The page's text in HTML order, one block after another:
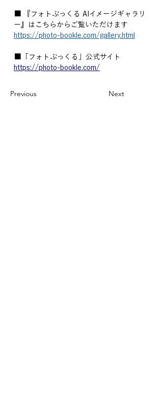
『フォトぶっくる AIイメージギャラリ
ー』はこちらからご覧いただけます
https://photo-bookle.com/gallery.html
フォトぶっくる」公式サイト
https://photo-bookle.com/
Previous Next